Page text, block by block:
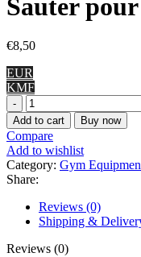
Sauter
€8,50
EUR
KMF
Corde
à
Sauter,
Corde
à
Sauter
lestée
Corde
de
Vitesse
Corde
Add to cart Buy now
Compare
Add to wishlist
Category: Gym
Share:
Reviews (0)
Shipping &
Reviews (0)